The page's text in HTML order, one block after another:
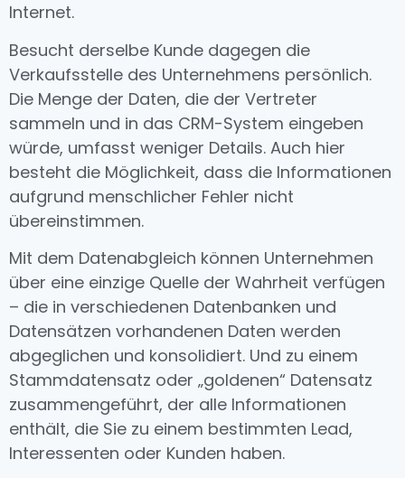
Internet.
Besucht derselbe Kunde dagegen die
Verkaufsstelle des Unternehmens persönlich.
Die Menge der Daten, die der Vertreter
sammeln und in das CRM-System eingeben
würde, umfasst weniger Details. Auch hier
besteht die Möglichkeit, dass die Informationen
aufgrund menschlicher Fehler nicht
übereinstimmen.
Mit dem Datenabgleich können Unternehmen
über eine einzige Quelle der Wahrheit verfügen
– die in verschiedenen Datenbanken und
Datensätzen vorhandenen Daten werden
abgeglichen und konsolidiert. Und zu einem
Stammdatensatz oder „goldenen“ Datensatz
zusammengeführt, der alle Informationen
enthält, die Sie zu einem bestimmten Lead,
Interessenten oder Kunden haben.